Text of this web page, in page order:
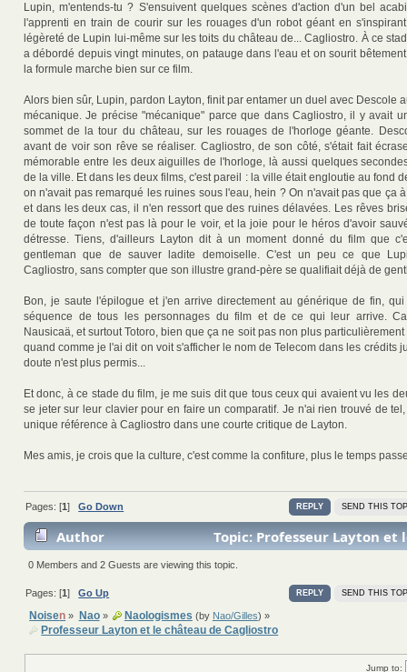
Lupin, m'entends-tu ? S'ensuivent quelques scènes d'action d'un bel
l'apprenti en train de courir sur les rouages d'un robot géant en
légèreté de Lupin lui-même sur les toits du château de... Cagliostro. À ce
a débordé depuis vingt minutes, on patauge dans l'eau et on sourit
la formule marche bien sur ce film.
Alors bien sûr, Lupin, pardon Layton, finit par entamer un duel avec Descole
mécanique. Je précise "mécanique" parce que dans Cagliostro, il y avait
sommet de la tour du château, sur les rouages de l'horloge géante.
avant de voir son rêve se réaliser. Cagliostro, de son côté, s'était fait
mémorable entre les deux aiguilles de l'horloge, là aussi quelques
de la ville. Et dans les deux films, c'est pareil : la ville était engloutie au fond
on n'avait pas remarqué les ruines sous l'eau, hein ? On n'avait pas que ça
et dans les deux cas, il n'en ressort que des ruines délavées. Les rêves
de toute façon n'est pas là pour le voir, et la joie pour le héros d'avoir
détresse. Tiens, d'ailleurs Layton dit à un moment donné du film que
gentleman que de sauver ladite demoiselle. C'est un peu ce que
Cagliostro, sans compter que son illustre grand-père se qualifiait déjà de
Bon, je saute l'épilogue et j'en arrive directement au générique de fin,
séquence de tous les personnages du film et de ce qui leur arrive.
Nausicaä, et surtout Totoro, bien que ça ne soit pas non plus
quand comme je l'ai dit on voit s'afficher le nom de Telecom dans les crédits
doute n'est plus permis...
Et donc, à ce stade du film, je me suis dit que tous ceux qui avaient vu les
se jeter sur leur clavier pour en faire un comparatif. Je n'ai rien trouvé de
unique référence à Cagliostro dans une courte critique de Layton.
Mes amis, je crois que la culture, c'est comme la confiture, plus le temps
REPLY SEND THIS
Pages: [1]Go Down
Author
Topic: Professeur Layton et
Cagliostro (Read 82837 times)
0 Members and 2 Guests are viewing this topic.
REPLY SEND THIS
Pages: [1]Go Up
Noisen » Nao» Naologismes (by Nao/Gilles) »
Professeur Layton et le château de Cagliostro
Jump to: